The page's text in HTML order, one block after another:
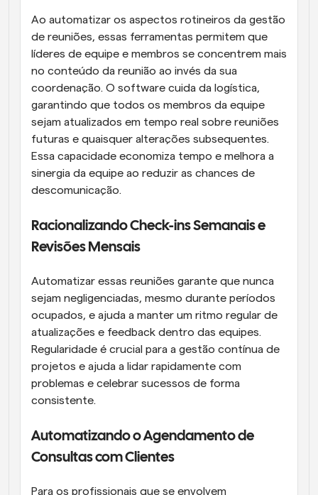
Ao automatizar os aspectos rotineiros da gestão
de reuniões, essas ferramentas permitem que
líderes de equipe e membros se concentrem mais
no conteúdo da reunião ao invés da sua
coordenação. O software cuida da logística,
garantindo que todos os membros da equipe
sejam atualizados em tempo real sobre reuniões
futuras e quaisquer alterações subsequentes.
Essa capacidade economiza tempo e melhora a
sinergia da equipe ao reduzir as chances de
descomunicação.
Racionalizando Check-ins Semanais e
Revisões Mensais
Automatizar essas reuniões garante que nunca
sejam negligenciadas, mesmo durante períodos
ocupados, e ajuda a manter um ritmo regular de
atualizações e feedback dentro das equipes.
Regularidade é crucial para a gestão contínua de
projetos e ajuda a lidar rapidamente com
problemas e celebrar sucessos de forma
consistente.
Automatizando o Agendamento de
Consultas com Clientes
Para os profissionais que se envolvem